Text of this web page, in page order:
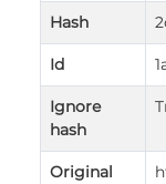
Hash
Id
Ignore
hash
Original